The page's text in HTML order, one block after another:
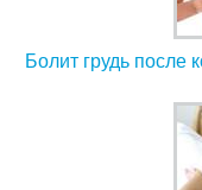
Болит грудь после